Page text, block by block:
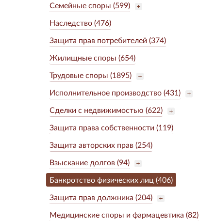
Семейные споры (599)
Наследство (476)
Защита прав потребителей (374)
Жилищные споры (654)
Трудовые споры (1895)
Исполнительное производство (431)
Сделки с недвижимостью (622)
Защита права собственности (119)
Защита авторских прав (254)
Взыскание долгов (94)
Банкротство физических лиц (406)
Защита прав должника (204)
Медицинские споры и фармацевтика (82)